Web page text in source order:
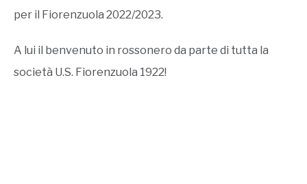
per il Fiorenzuola 2022/2023.
A lui il benvenuto in rossonero da parte di tutta la
società U.S. Fiorenzuola 1922!